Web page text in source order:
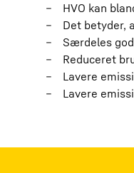
HVO kan
Det betyder,
Særdeles
Reduceret
Lavere
Lavere